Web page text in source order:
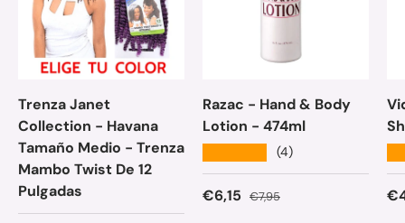
Trenza Janet
Collection - Havana
Tamaño Medio - Trenza
Mambo Twist De 12
Pulgadas
Razac - Hand & Body
Lotion - 474ml
(4)
Precio de venta
€6,15 Precio normal
€7,95